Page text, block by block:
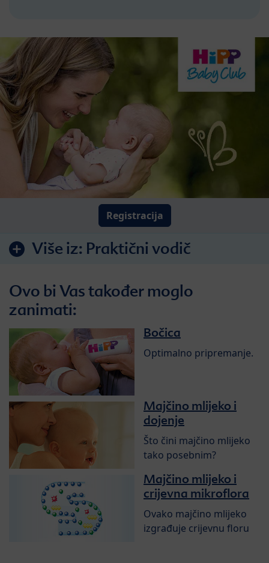
Registracija
Više iz: Praktični vodič
Ovo bi Vas također moglo
zanimati:
Bočica
Optimalno pripremanje.
Majčino mlijeko i
dojenje
Što čini majčino mlijeko
tako posebnim?
Majčino mlijeko i
crijevna mikroflora
Ovako majčino mlijeko
izgrađuje crijevnu floru